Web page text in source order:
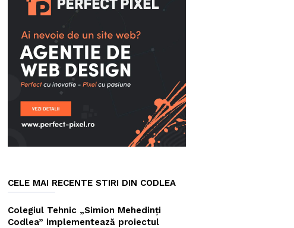
CELE MAI RECENTE STIRI DIN CODLEA
Colegiul Tehnic „Simion Mehedinți
Codlea” implementează proiectul